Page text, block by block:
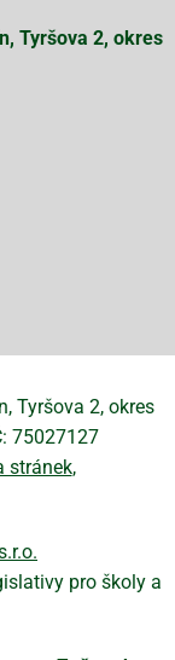
Tyršova 2, okres
Tyršova 2, okres
75027127
stránek
pro školy a